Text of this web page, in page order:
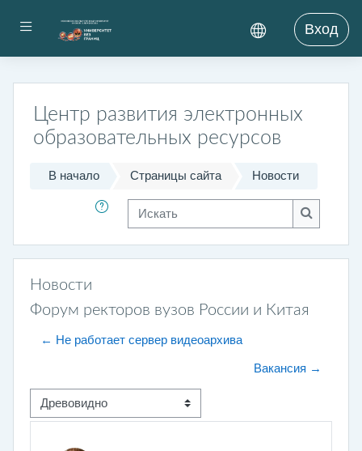
Боковая панель Вход
Центр развития электронных
образовательных ресурсов
В начало Страницы сайта Новости
Искать
Искать
Новости
Форум ректоров вузов России и Китая
← Не работает сервер видеоархива
Вакансия →
Режим отображения